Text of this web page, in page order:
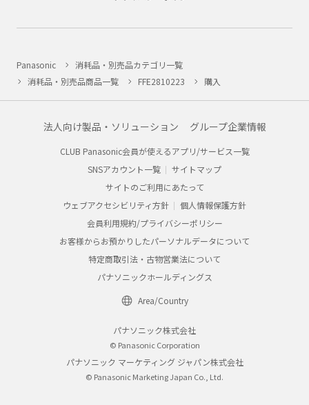
Panasonic
消耗品・別売品カテゴリ一覧
消耗品・別売品商品一覧
FFE2810223 購入
法人向け製品・ソリューション グループ企業情報
CLUB Panasonic会員が使えるアプリ/サービス一覧
SNSアカウント一覧
サイトマップ
サイトのご利用にあたって
ウェブアクセシビリティ方針
個人情報保護方針
会員利用規約/プライバシーポリシー
お客様からお預かりしたパーソナルデータについて
特定商取引法・古物営業法について
パナソニックホールディングス
Area/Country
パナソニック株式会社
© Panasonic Corporation
パナソニック マーケティング ジャパン株式会社
© Panasonic Marketing Japan Co., Ltd.